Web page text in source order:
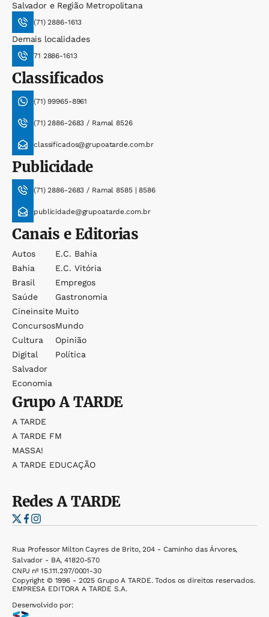
Salvador e Região Metropolitana
(71) 2886-1613
Demais localidades
71 2886-1613
Classificados
(71) 99965-8961
(71) 2886-2683 / Ramal 8526
classificados@grupoatarde.com.br
Publicidade
(71) 2886-2683 / Ramal 8585 | 8586
publicidade@grupoatarde.com.br
Canais e Editorias
Autos
Bahia
Brasil
Saúde
Cineinsite
Concursos
Cultura
Digital
Salvador
Economia
E.c. Bahia
E.c. Vitória
Empregos
Gastronomia
Muito
Mundo
Opinião
Política
GrupoA TARDE
A TARDE
A TARDE FM
MASSA!
A TARDE EDUCAÇÃO
RedesA TARDE
Rua Professor Milton Cayres de Brito, 204 - Caminho das Árvores,
Salvador - BA, 41820-570
CNPJ nº 15.111.297/0001-30
Copyright © 1996 - 2025 Grupo A TARDE. Todos os direitos reservados.
EMPRESA EDITORA A TARDE S.A.
Desenvolvido por: